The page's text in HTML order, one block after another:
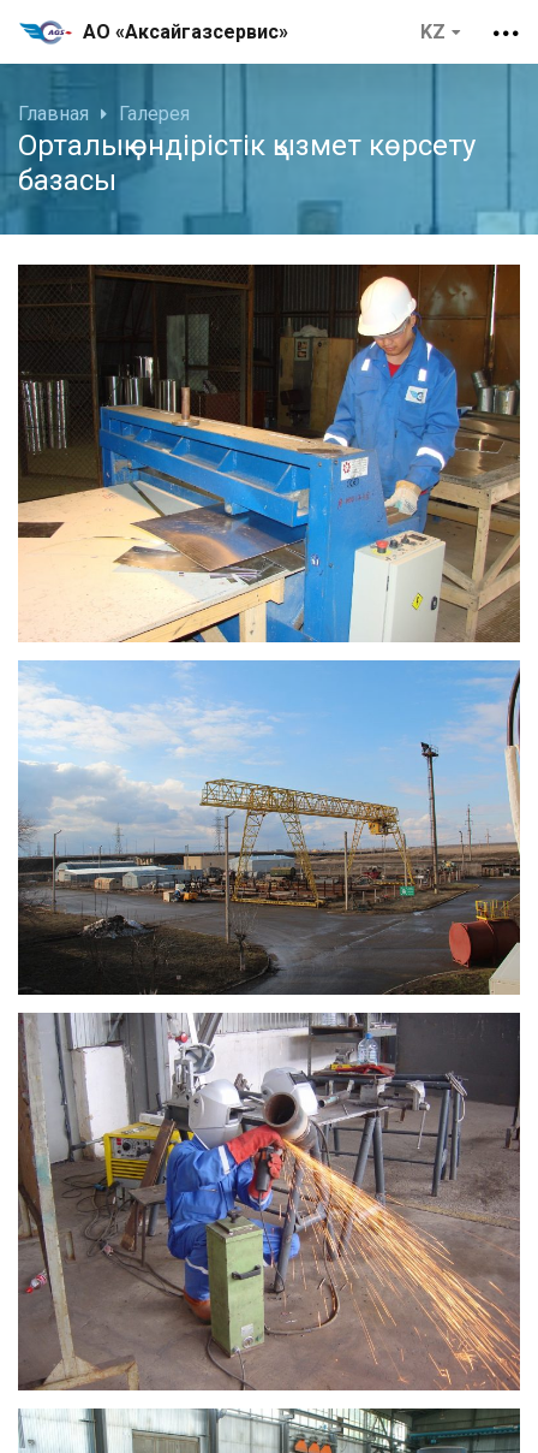
АО «Аксайгазсервис»
Главная Галерея
Орталық өндірістік қызмет көрсету
базасы